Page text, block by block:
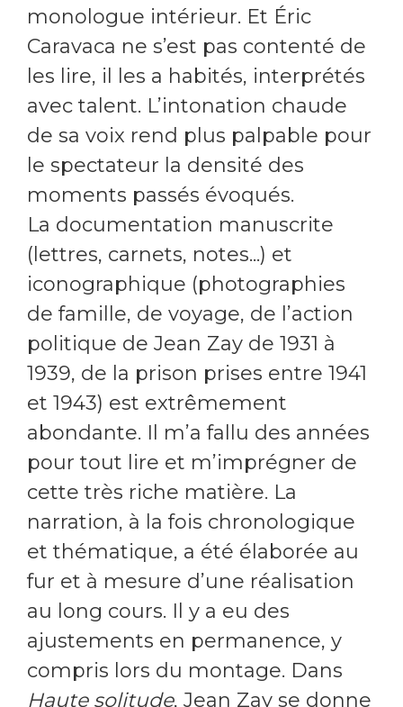
monologue intérieur. Et Éric
Caravaca ne s’est pas contenté de
les lire, il les a habités, interprétés
avec talent. L’intonation chaude
de sa voix rend plus palpable pour
le spectateur la densité des
moments passés évoqués.
La documentation manuscrite
(lettres, carnets, notes...) et
iconographique (photographies
de famille, de voyage, de l’action
politique de Jean Zay de 1931 à
1939, de la prison prises entre 1941
et 1943) est extrêmement
abondante. Il m’a fallu des années
pour tout lire et m’imprégner de
cette très riche matière. La
narration, à la fois chronologique
et thématique, a été élaborée au
fur et à mesure d’une réalisation
au long cours. Il y a eu des
ajustements en permanence, y
compris lors du montage. Dans
Haute solitude, Jean Zay se donne